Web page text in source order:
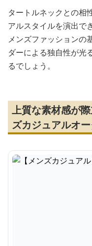
タートルネックとの相
アルスタイルを演出で
メンズファッションの
ダーによる独自性が光
るでしょう。
上質な素材感が
ズカジュアルオ